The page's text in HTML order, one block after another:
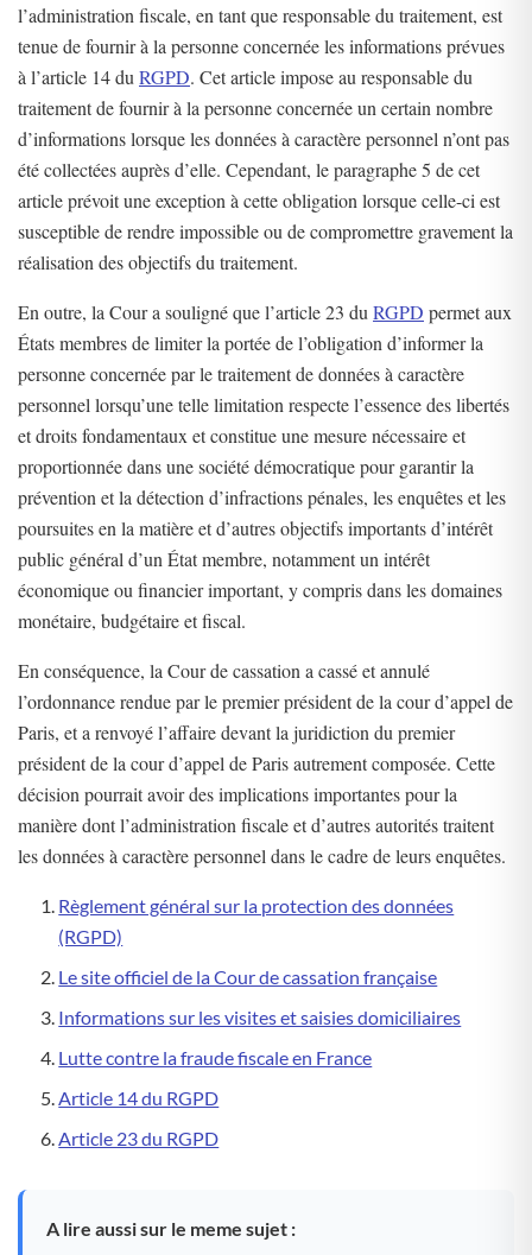
l’administration fiscale, en tant que responsable du traitement, est
tenue de fournir à la personne concernée les informations prévues
à l’article 14 du RGPD. Cet article impose au responsable du
traitement de fournir à la personne concernée un certain nombre
d’informations lorsque les données à caractère personnel n’ont pas
été collectées auprès d’elle. Cependant, le paragraphe 5 de cet
article prévoit une exception à cette obligation lorsque celle-ci est
susceptible de rendre impossible ou de compromettre gravement la
réalisation des objectifs du traitement.
En outre, la Cour a souligné que l’article 23 du RGPD permet aux
États membres de limiter la portée de l’obligation d’informer la
personne concernée par le traitement de données à caractère
personnel lorsqu’une telle limitation respecte l’essence des libertés
et droits fondamentaux et constitue une mesure nécessaire et
proportionnée dans une société démocratique pour garantir la
prévention et la détection d’infractions pénales, les enquêtes et les
poursuites en la matière et d’autres objectifs importants d’intérêt
public général d’un État membre, notamment un intérêt
économique ou financier important, y compris dans les domaines
monétaire, budgétaire et fiscal.
En conséquence, la Cour de cassation a cassé et annulé
l’ordonnance rendue par le premier président de la cour d’appel de
Paris, et a renvoyé l’affaire devant la juridiction du premier
président de la cour d’appel de Paris autrement composée. Cette
décision pourrait avoir des implications importantes pour la
manière dont l’administration fiscale et d’autres autorités traitent
les données à caractère personnel dans le cadre de leurs enquêtes.
Règlement général sur la protection des données
(RGPD)
Le site officiel de la Cour de cassation française
Informations sur les visites et saisies domiciliaires
Lutte contre la fraude fiscale en France
Article 14 du RGPD
Article 23 du RGPD
A lire aussi sur le meme sujet :